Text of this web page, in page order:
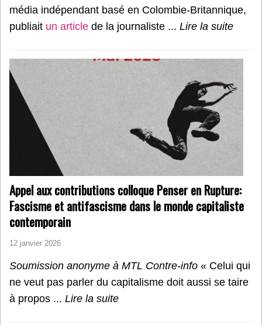
média indépendant basé en Colombie-Britannique,
publiait un article de la journaliste ... Lire la suite
Appel aux contributions colloque Penser en Rupture:
Fascisme et antifascisme dans le monde capitaliste
contemporain
12 janvier 2026
Soumission anonyme à MTL Contre-info « Celui qui
ne veut pas parler du capitalisme doit aussi se taire
à propos ... Lire la suite